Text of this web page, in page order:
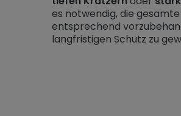
es notwendig, die
entsprechend
langfristigen Schutz zu